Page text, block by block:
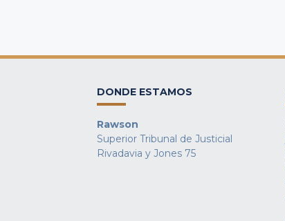
DONDE ESTAMOS
Rawson
Superior Tribunal de Justicial
Rivadavia y Jones 75